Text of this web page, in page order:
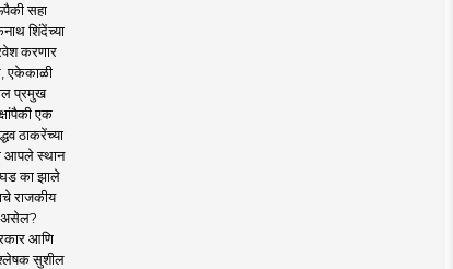
सहा
शिंदेंच्या
करणार
एकेकाळी
प्रमुख
एक
ठाकरेंच्या
आपले स्थान
का झाले
राजकीय
असेल?
आणि
सुशील